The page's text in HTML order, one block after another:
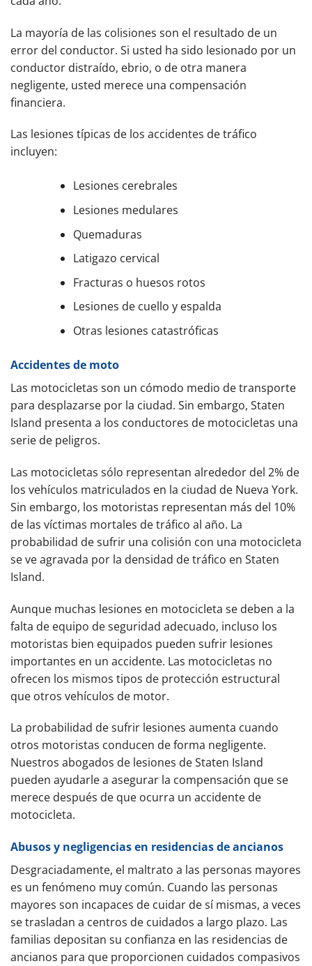
La mayoría de las colisiones son el resultado de un
error del conductor. Si usted ha sido lesionado por un
conductor distraído, ebrio, o de otra manera
negligente, usted merece una compensación
financiera.
Las lesiones típicas de los accidentes de tráfico
incluyen:
Lesiones cerebrales
Lesiones medulares
Quemaduras
Latigazo cervical
Fracturas o huesos rotos
Lesiones de cuello y espalda
Otras lesiones catastróficas
Accidentes de moto
Las motocicletas son un cómodo medio de transporte
para desplazarse por la ciudad. Sin embargo, Staten
Island presenta a los conductores de motocicletas una
serie de peligros.
Las motocicletas sólo representan alrededor del 2% de
los vehículos matriculados en la ciudad de Nueva York.
Sin embargo, los motoristas representan más del 10%
de las víctimas mortales de tráfico al año. La
probabilidad de sufrir una colisión con una motocicleta
se ve agravada por la densidad de tráfico en Staten
Island.
Aunque muchas lesiones en motocicleta se deben a la
falta de equipo de seguridad adecuado, incluso los
motoristas bien equipados pueden sufrir lesiones
importantes en un accidente. Las motocicletas no
ofrecen los mismos tipos de protección estructural
que otros vehículos de motor.
La probabilidad de sufrir lesiones aumenta cuando
otros motoristas conducen de forma negligente.
Nuestros abogados de lesiones de Staten Island
pueden ayudarle a asegurar la compensación que se
merece después de que ocurra un accidente de
motocicleta.
Abusos y negligencias en residencias de ancianos
Desgraciadamente, el maltrato a las personas mayores
es un fenómeno muy común. Cuando las personas
mayores son incapaces de cuidar de sí mismas, a veces
se trasladan a centros de cuidados a largo plazo. Las
familias depositan su confianza en las residencias de
ancianos para que proporcionen cuidados compasivos